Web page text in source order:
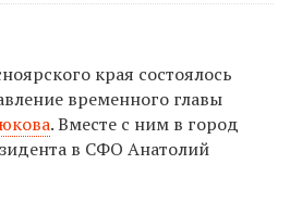
края состоялось
временного главы
. Вместе с ним в город
в СФО Анатолий